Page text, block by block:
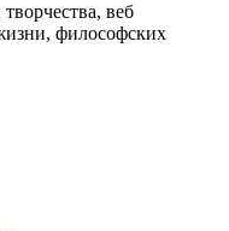
веб
философских